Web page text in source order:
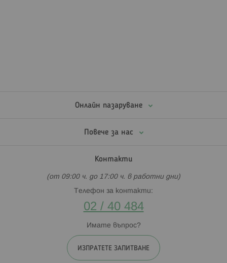
Онлайн пазаруване
Повече за нас
Контакти
(от 09:00 ч. до 17:00 ч. в работни дни)
Телефон за контакти:
02 / 40 484
Имате въпрос?
ИЗПРАТЕТЕ ЗАПИТВАНЕ